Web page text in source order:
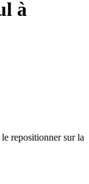
à
repositionner sur la